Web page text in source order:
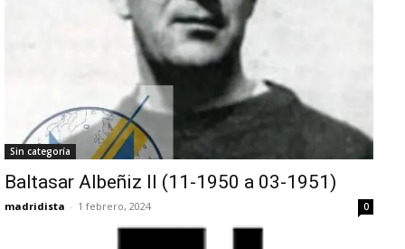
Sin categoría
Baltasar Albeñiz II (11-1950 a 03-1951)
madridista - 1 febrero, 2024 0